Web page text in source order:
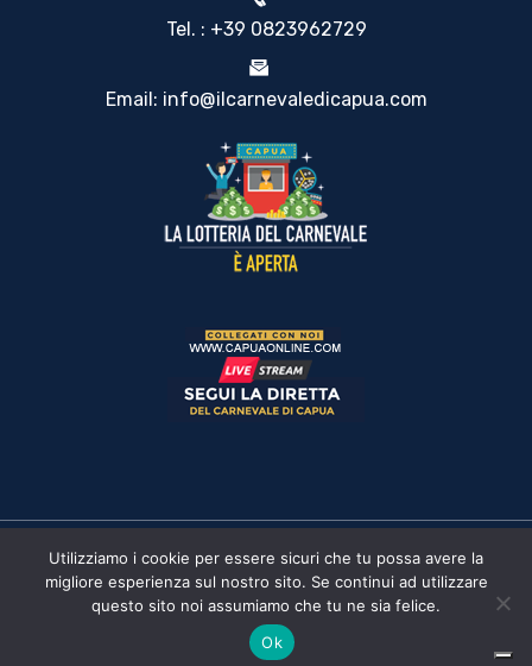
Tel. : +39 0823962729
Email: info@ilcarnevaledicapua.com
Copyright © 2022-2026 | Pro Loco di Capua | C.F.
93084470611 | Powered byWebproject A.R.
Cookie Policy Privacy Policy
Utilizziamo i cookie per essere sicuri che tu possa avere la
migliore esperienza sul nostro sito. Se continui ad utilizzare
questo sito noi assumiamo che tu ne sia felice.
Ok